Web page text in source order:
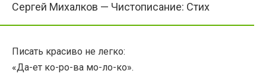
Сергей Михалков — Чистописание: Стих
Писать красиво не легко:
«Да-ет ко-ро-ва мо-ло-ко».